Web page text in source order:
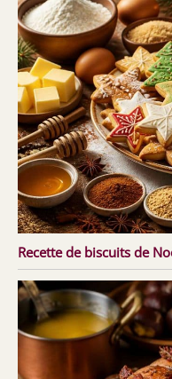
Recette de biscuits de